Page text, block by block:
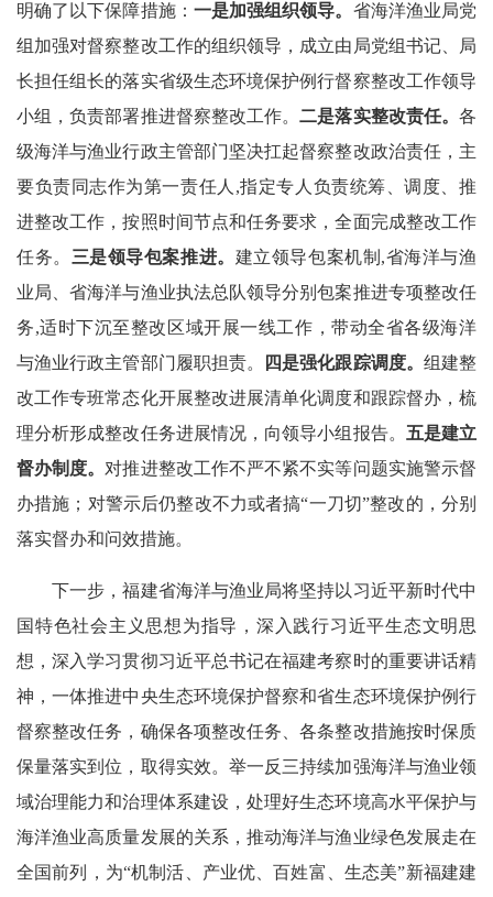
明确了以下保障措施： 一是加强组织领导。 省海洋渔业局党
组加强对督察整改工作的组织领导，成立由局党组书记、局
长担任组长的落实省级生态环境保护例行督察整改工作领导
小组，负责部署推进督察整改工作。二是落实整改责任。各
级海洋与渔业行政主管部门坚决扛起督察整改政治责任，主
要负责同志作为第一责任人,指定专人负责统筹、调度、推
进整改工作，按照时间节点和任务要求，全面完成整改工作
任务。 三是领导包案推进。 建立领导包案机制,省海洋与渔
业局、省海洋与渔业执法总队领导分别包案推进专项整改任
务,适时下沉至整改区域开展一线工作，带动全省各级海洋
与渔业行政主管部门履职担责。
四是强化跟踪调度。 组建整
改工作专班常态化开展整改进展清单化调度和跟踪督办，梳
理分析形成整改任务进展情况，向领导小组报告。 五是建立
督办制度。 对推进整改工作不严不紧不实等问题实施警示督
办措施；对警示后仍整改不力或者搞“一刀切”整改的，分别
落实督办和问效措施。
下一步，福建省海洋与渔业局将坚持以习近平新时代中
国特色社会主义思想为指导，深入践行习近平生态文明思
想，深入学习贯彻习近平总书记在福建考察时的重要讲话精
神，一体推进中央生态环境保护督察和省生态环境保护例行
督察整改任务，确保各项整改任务、各条整改措施按时保质
保量落实到位，取得实效。举一反三持续加强海洋与渔业领
域治理能力和治理体系建设，处理好生态环境高水平保护与
海洋渔业高质量发展的关系，推动海洋与渔业绿色发展走在
全国前列，为“机制活、产业优、百姓富、生态美”新福建建